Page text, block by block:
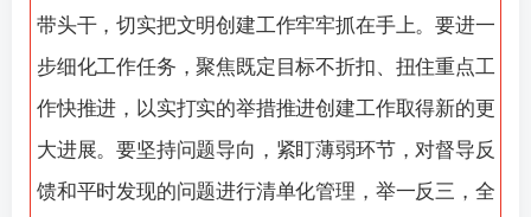
带头干，切实把文明创建工作牢牢抓在手上。要进一
步细化工作任务，聚焦既定目标不折扣、扭住重点工
作快推进，以实打实的举措推进创建工作取得新的更
大进展。要坚持问题导向，紧盯薄弱环节，对督导反
馈和平时发现的问题进行清单化管理，举一反三，全